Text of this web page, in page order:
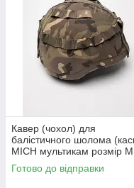
Кавер (чохол) для
балістичного шолома
MICH мультикам розмір
Готово до відправки